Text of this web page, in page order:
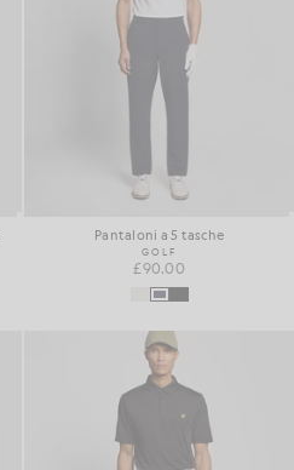
Pantaloni a 5 tasche
GOLF
£90.00